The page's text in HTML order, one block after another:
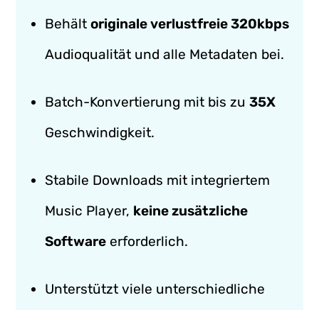
Behältoriginale verlustfreie 320kbps
Audioqualität und alle Metadaten bei.
Batch-Konvertierung mit bis zu35X
Geschwindigkeit.
Stabile Downloads mit integriertem
Music Player, keine zusätzliche
Software erforderlich.
Unterstützt viele unterschiedliche